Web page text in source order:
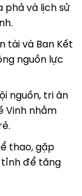
phả và lịch sử
tài và Ban Kết
nguồn lực
nguồn, tri ân
Vinh nhằm
thao, gặp
tỉnh để tăng